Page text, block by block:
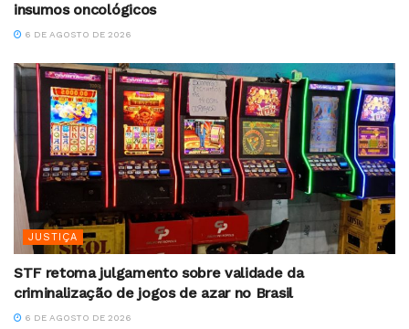
insumos oncológicos
6 DE AGOSTO DE 2026
JUSTIÇA
STF retoma julgamento sobre validade da
criminalização de jogos de azar no Brasil
6 DE AGOSTO DE 2026